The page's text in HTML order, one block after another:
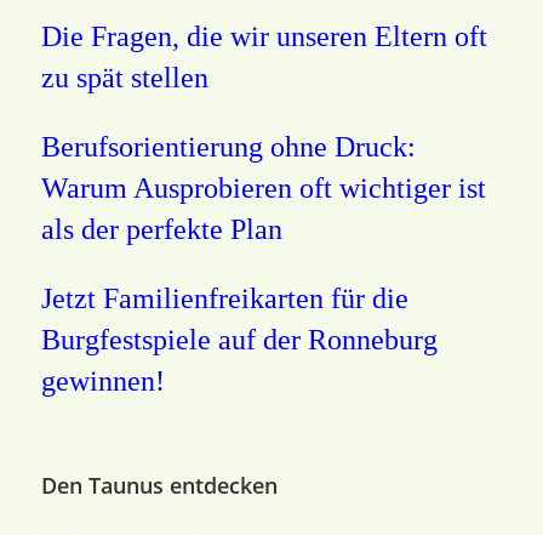
Die Fragen, die wir unseren Eltern oft
zu spät stellen
Berufsorientierung ohne Druck:
Warum Ausprobieren oft wichtiger ist
als der perfekte Plan
Jetzt Familienfreikarten für die
Burgfestspiele auf der Ronneburg
gewinnen!
Den Taunus entdecken